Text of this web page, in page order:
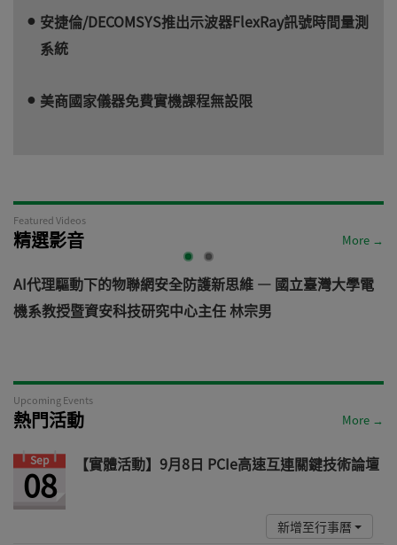
安捷倫/DECOMSYS推出示波器FlexRay訊號時間量測
系統
美商國家儀器免費實機課程無設限
Featured Videos
精選影音 More →
AI代理驅動下的物聯網安全防護新思維 — 國立臺灣大學電
機系教授暨資安科技研究中心主任 林宗男
Upcoming Events
熱門活動 More →
Sep
08 【實體活動】9月8日 PCIe高速互連關鍵技術論壇
新增至行事曆